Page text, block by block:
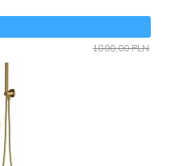
1800,00 PLN